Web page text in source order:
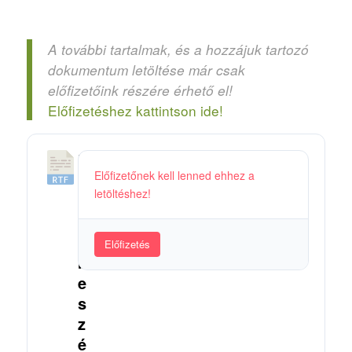
A további tartalmak, és a hozzájuk tartozó
dokumentum letöltése már csak
előfizetőink részére érhető el!
Előfizetéshez kattintson ide!
P
d
b
e
s
z
é
Előfizetőnek kell lenned ehhez a
letöltéshez!
Előfizetés